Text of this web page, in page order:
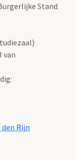
Stand
van
Rijn